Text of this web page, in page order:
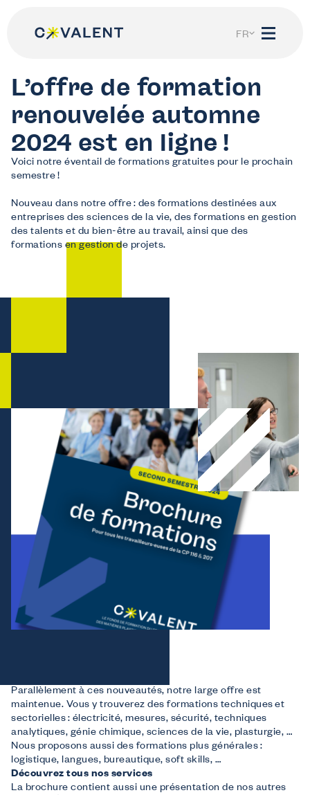
content
FR
Nous aidons
Je suis employeur
Je suis travailleur
Je suis demandeur d’emploi ou étudiant
Formations gratuites adaptées aux besoins du secteur.
Demandez des subsides à Co-valent pour vos initiatives de formation.
Nous informons
Sur nous
Contact
Inspiration du secteur
L’offre de formation
renouvelée automne
2024 est en ligne !
Voici notre éventail de formations gratuites pour le prochain
semestre !
Nouveau dans notre offre : des formations destinées aux
entreprises des sciences de la vie, des formations en gestion
des talents et du bien-être au travail, ainsi que des
formations en gestion de projets.
Parallèlement à ces nouveautés, notre large offre est
maintenue. Vous y trouverez des formations techniques et
sectorielles : électricité, mesures, sécurité, techniques
analytiques, génie chimique, sciences de la vie, plasturgie, …
Nous proposons aussi des formations plus générales :
logistique, langues, bureautique, soft skills, …
Découvrez tous nos services
La brochure contient aussi une présentation de nos autres